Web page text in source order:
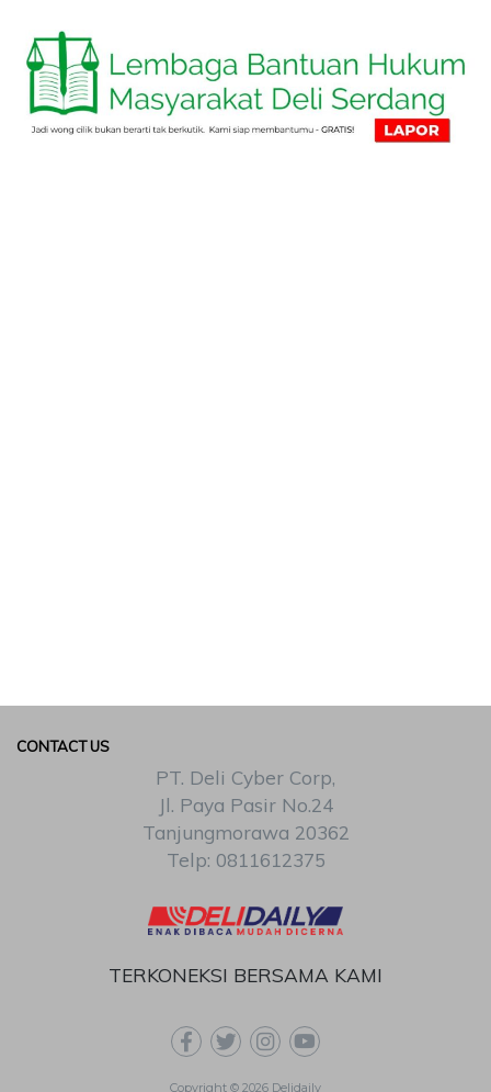
TERKONEKSI BERSAMA KAMI
Copyright © 2026 Delidaily
CONTACT US
PT. Deli Cyber Corp,
Jl. Paya Pasir No.24
Tanjungmorawa 20362
Telp: 0811612375